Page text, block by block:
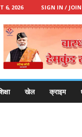
6, 2026 SIGN IN / JOIN
खेल क्राइम